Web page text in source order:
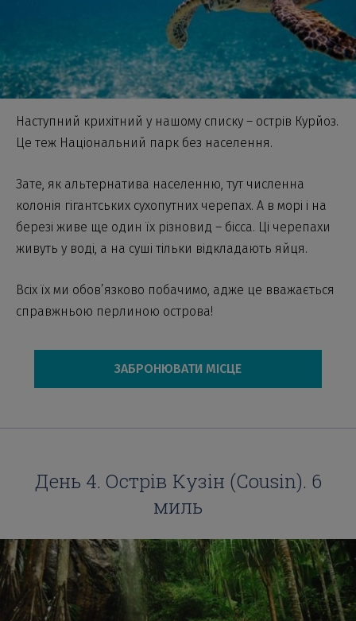
Наступний крихітний у нашому списку – острів Курйоз.
Це теж Національний парк без населення.
Зате, як альтернатива населенню, тут численна
колонія гігантських сухопутних черепах. А в морі і на
березі живе ще один їх різновид – бісса. Ці черепахи
живуть у воді, а на суші тільки відкладають яйця.
Всіх їх ми обов’язково побачимо, адже це вважається
справжньою перлиною острова!
ЗАБРОНЮВАТИ МІСЦЕ
День 4. Острів Кузін (Cousin). 6
миль